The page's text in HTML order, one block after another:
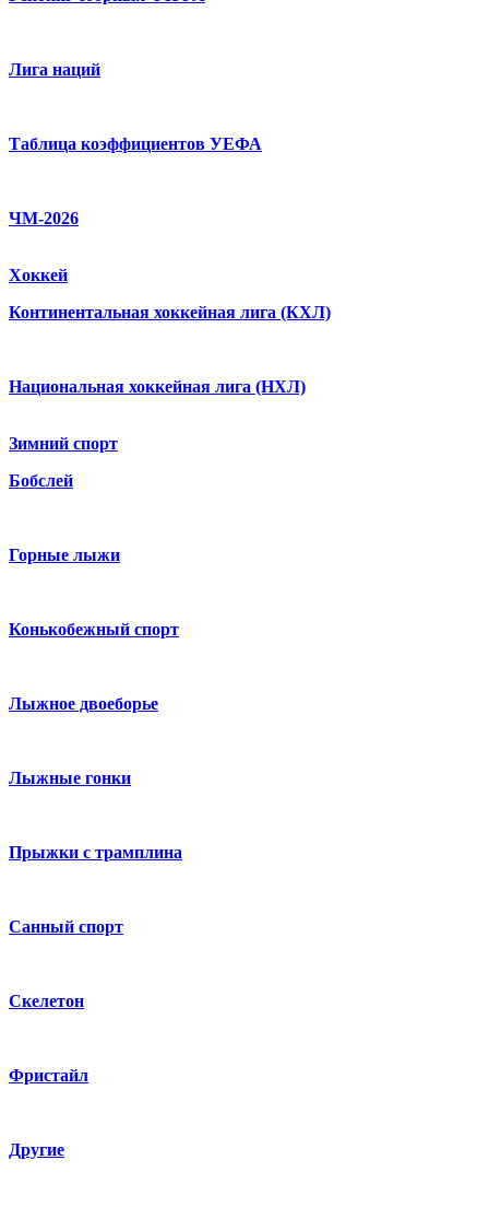
Лига наций
Таблица коэффициентов УЕФА
ЧМ-2026
Хоккей
Континентальная хоккейная лига (КХЛ)
Национальная хоккейная лига (НХЛ)
Зимний спорт
Бобслей
Горные лыжи
Конькобежный спорт
Лыжное двоеборье
Лыжные гонки
Прыжки с трамплина
Санный спорт
Скелетон
Фристайл
Другие